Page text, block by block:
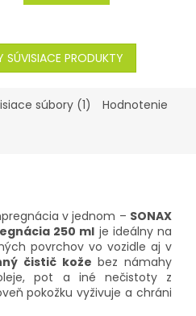
SÚVISIACE PRODUKTY
súbory (1) Hodnotenie
v jednom – SONAX
250 ml je ideálny na
povrchov vo vozidle aj v
čistič kože bez námahy
pot a iné nečistoty z
pokožku vyživuje a chráni